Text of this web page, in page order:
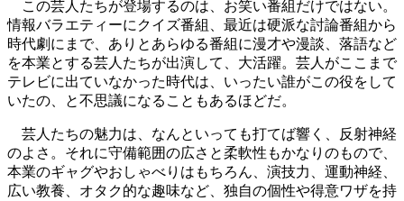
この芸人たちが登場するのは、お笑い番組だけではない。
情報バラエティーにクイズ番組、最近は硬派な討論番組から
時代劇にまで、ありとあらゆる番組に漫才や漫談、落語など
を本業とする芸人たちが出演して、大活躍。芸人がここまで
テレビに出ていなかった時代は、いったい誰がこの役をして
いたの、と不思議になることもあるほどだ。
芸人たちの魅力は、なんといっても打てば響く、反射神経
のよさ。それに守備範囲の広さと柔軟性もかなりのもので、
本業のギャグやおしゃべりはもちろん、演技力、運動神経、
広い教養、オタク的な趣味など、独自の個性や得意ワザを持